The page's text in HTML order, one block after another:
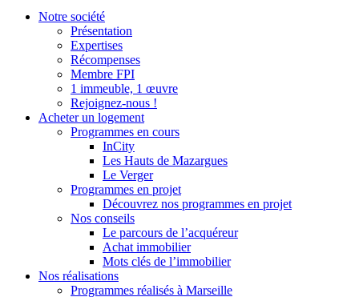
Notre société
Présentation
Expertises
Récompenses
Membre FPI
1 immeuble, 1 œuvre
Rejoignez-nous !
Acheter un logement
Programmes en cours
InCity
Les Hauts de Mazargues
Le Verger
Programmes en projet
Découvrez nos programmes en projet
Nos conseils
Le parcours de l’acquéreur
Achat immobilier
Mots clés de l’immobilier
Nos réalisations
Programmes réalisés à Marseille